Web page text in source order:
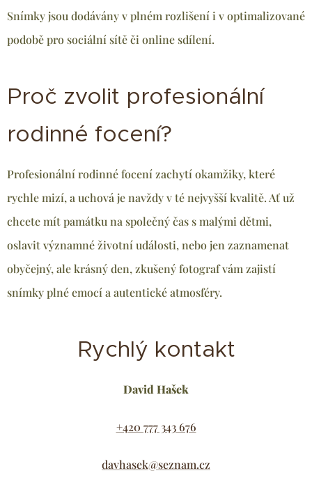
Snímky jsou dodávány v plném rozlišení i v optimalizované
podobě pro sociální sítě či online sdílení.
Proč zvolit profesionální
rodinné focení?
Profesionální rodinné focení zachytí okamžiky, které
rychle mizí, a uchová je navždy v té nejvyšší kvalitě. Ať už
chcete mít památku na společný čas s malými dětmi,
oslavit významné životní události, nebo jen zaznamenat
obyčejný, ale krásný den, zkušený fotograf vám zajistí
snímky plné emocí a autentické atmosféry.
Rychlý kontakt
David Hašek
+420 777 343 676
davhasek@seznam.cz